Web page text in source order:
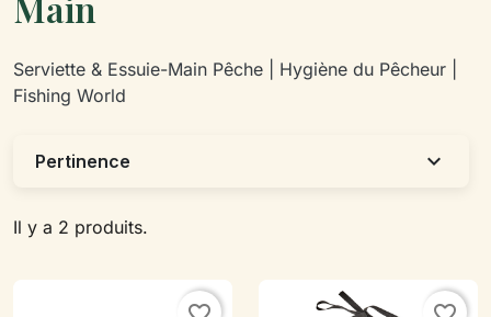
Serviette & Essuie-Main Pêche | Hygiène du Pêcheur |
Fishing World
Il y a 2 produits.
Pertinence expand_more